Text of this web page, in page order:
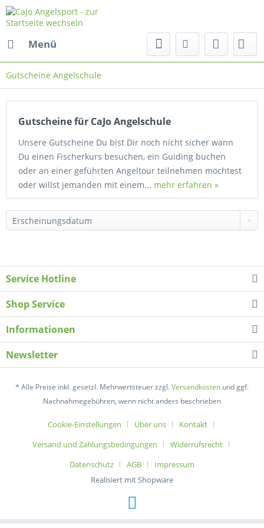
Menü
Gutscheine Angelschule
Gutscheine für CaJo Angelschule
Unsere Gutscheine Du bist Dir noch nicht sicher wann
Du einen Fischerkurs besuchen, ein Guiding buchen
oder an einer geführten Angeltour teilnehmen möchtest
oder willst jemanden mit einem... mehr erfahren »
Service Hotline
Shop Service
Informationen
Newsletter
* Alle Preise inkl. gesetzl. Mehrwertsteuer zzgl.Versandkosten und ggf.
Nachnahmegebühren, wenn nicht anders beschrieben
Cookie-Einstellungen Über uns
Kontakt
Versand und Zahlungsbedingungen
Widerrufsrecht
Datenschutz
AGB
Impressum
Realisiert mit Shopware